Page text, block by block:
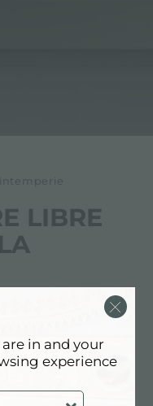
LIBRE
la intemperie
in and your
experience